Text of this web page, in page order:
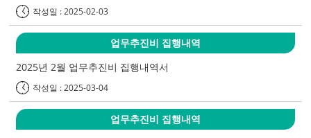
작성일 : 2025-02-03
업무추진비 집행내역
2025년 2월 업무추진비 집행내역서
작성일 : 2025-03-04
업무추진비 집행내역